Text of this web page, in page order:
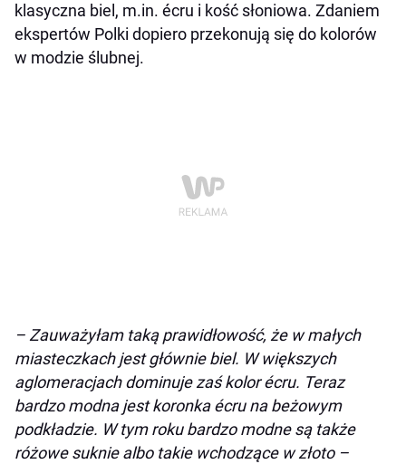
klasyczna biel, m.in. écru i kość słoniowa. Zdaniem
ekspertów Polki dopiero przekonują się do kolorów
w modzie ślubnej.
– Zauważyłam taką prawidłowość, że w małych
miasteczkach jest głównie biel. W większych
aglomeracjach dominuje zaś kolor écru. Teraz
bardzo modna jest koronka écru na beżowym
podkładzie. W tym roku bardzo modne są także
różowe suknie albo takie wchodzące w złoto –